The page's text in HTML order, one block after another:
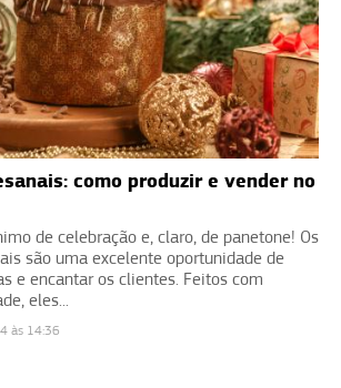
como produzir e vender no
de celebração e, claro, de panetone! Os
são uma excelente oportunidade de
e encantar os clientes. Feitos com
eles...
às 14:36